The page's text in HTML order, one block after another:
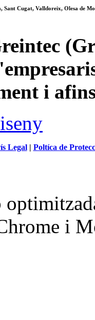
Sant Cugat, Valldoreix, Olesa de
i
Legal| Poltíca de
i